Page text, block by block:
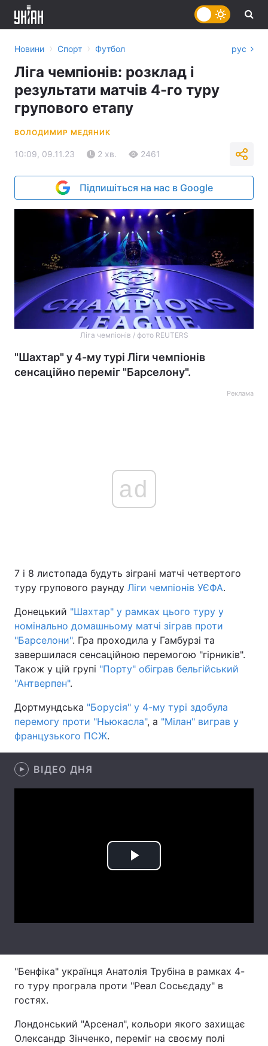
Головна Війна
Україна Політика
Економіка Світ
Спорт Наука
Техно і зв'язок
Зброя Інциденти
Здоров'я
Цікавинки
Новини › Спорт › Футбол рус
Ліга чемпіонів: розклад і
результати матчів 4-го туру
групового етапу
ВОЛОДИМИР МЕДЯНИК
10:09, 09.11.23 2 хв. 2461
Підпишіться на нас в Google
Ліга чемпіонів / фото REUTERS
"Шахтар" у 4-му турі Ліги чемпіонів
сенсаційно переміг "Барселону".
Реклама
ad
7 і 8 листопада будуть зіграні матчі четвертого
туру групового раунду Ліги чемпіонів УЄФА.
Донецький "Шахтар" у рамках цього туру у
номінально домашньому матчі зіграв проти
"Барселони". Гра проходила у Гамбурзі та
завершилася сенсаційною перемогою "гірників".
Також у цій групі "Порту" обіграв бельгійський
"Антверпен".
Дортмундська "Борусія" у 4-му турі здобула
перемогу проти "Ньюкасла", а "Мілан" виграв у
французького ПСЖ.
ВІДЕО ДНЯ
Play
"Бенфіка" українця Анатолія Трубіна в рамках 4-
го туру програла проти "Реал Сосьєдаду" в
гостях.
Лондонський "Арсенал", кольори якого захищає
Олександр Зінченко, переміг на своєму полі